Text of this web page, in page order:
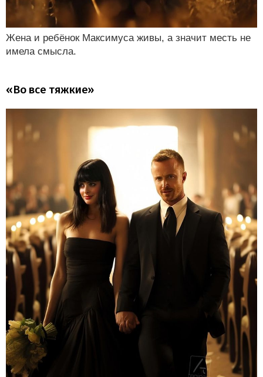
Жена и ребёнок Максимуса живы, а значит месть не
имела смысла.
«Во все тяжкие»